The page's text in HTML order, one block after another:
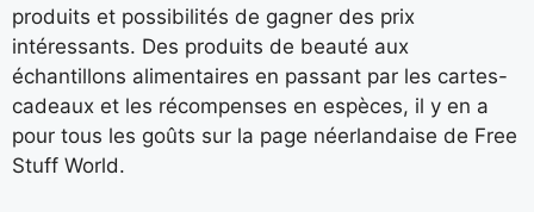
produits et possibilités de gagner des prix
intéressants. Des produits de beauté aux
échantillons alimentaires en passant par les cartes-
cadeaux et les récompenses en espèces, il y en a
pour tous les goûts sur la page néerlandaise de Free
Stuff World.